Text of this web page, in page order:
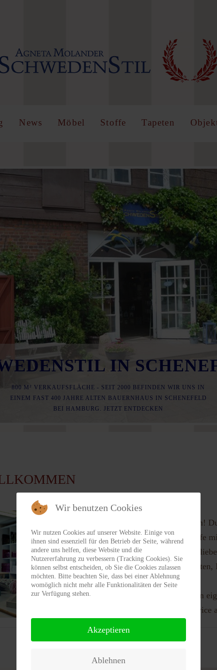
News Möbel Stoffe Tapeten
IN
800 M² VERKAUFSFLÄCHE - SEIT 2000 BEFINDEN WIR UNS IN
EINEM FAST 400 JAHRE ALTEN BAUERNHAUS IN SCHENEFELD
BEI HAMBURG. JETZT ENTDECKEN
GARDEN
WIR WAREN DIESES JAHR
BEI DER HOME &AMP;
GARDE
Lassen Sie sich von uns inspirieren!
sich wie in Schweden fühlen: Stoffe
dezente fröhliche Farben inmitten
Möbel, Tapeten, Kissen, Antiquitäten,
Kindereinrichtung.
Wir beraten Sie gerne auch in ihren
bieten einen individuellen Nähservice
Angemeldet
Benutzername vergessen?
Wir benutzen Cookies
Wir nutzen Cookies auf unserer Website. Einige von
ihnen sind essenziell für den Betrieb der Seite, während
andere uns helfen, diese Website und die
Nutzererfahrung zu verbessern (Tracking Cookies). Sie
können selbst entscheiden, ob Sie die Cookies zulassen
möchten. Bitte beachten Sie, dass bei einer Ablehnung
womöglich nicht mehr alle Funktionalitäten der Seite
zur Verfügung stehen.
Akzeptieren
Ablehnen